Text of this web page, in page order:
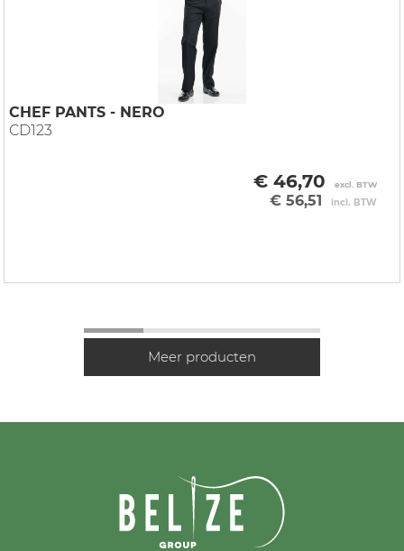
CHEF PANTS - NERO
CD123
€ 46,70 excl. BTW
€ 56,51 incl. BTW